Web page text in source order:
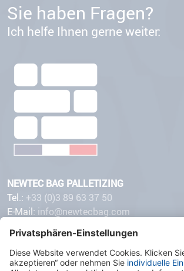
Sie haben Fragen?
Ich helfe Ihnen gerne weiter:
NEWTEC BAG PALLETIZING
Tel.: +33 (0)3 89 63 37 50
E-Mail: info@newtecbag.com
32 avenue de Suisse
68110 ILLZACH